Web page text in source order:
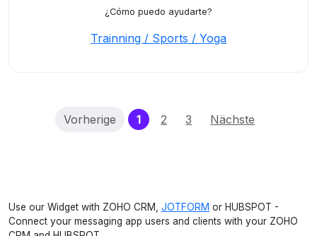
¿Cómo puedo ayudarte?
Trainning / Sports / Yoga
Vorherige 1(current)
2 3 Nächste
Use our Widget with ZOHO CRM, JOTFORM or HUBSPOT -
Connect your messaging app users and clients with your ZOHO